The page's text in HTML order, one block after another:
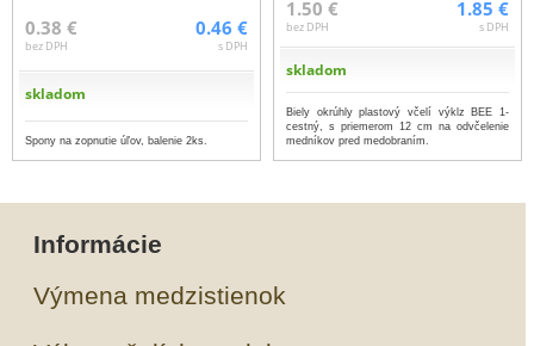
0.38 €
bez DPH
0.46 €
s DPH
skladom
Spony na zopnutie úľov, balenie 2ks.
1.50 €
bez DPH
1.85 €
s DPH
skladom
Biely okrúhly plastový včelí výklz BEE 1-
cestný, s priemerom 12 cm na odvčelenie
medníkov pred medobraním.
Informácie
Výmena medzistienok